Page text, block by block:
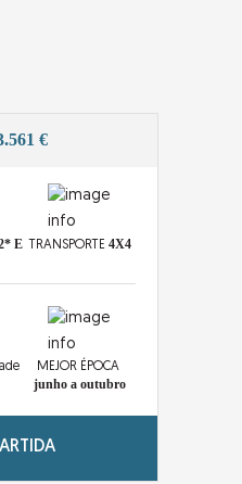
€
E
TRANSPORTE 4X4
MEJOR ÉPOCA
junho a outubro